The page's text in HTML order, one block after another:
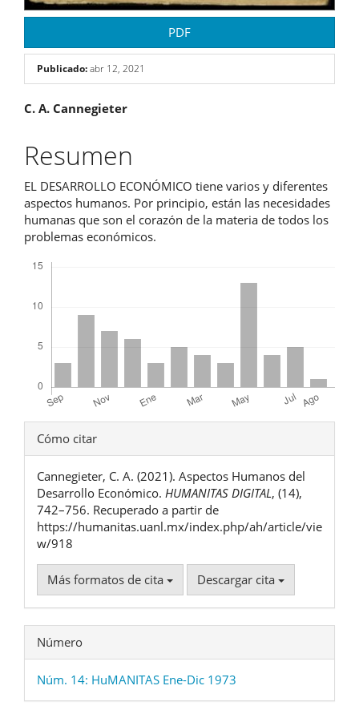
PDF
Publicado:abr 12, 2021
Contenido
principal
del
artículo
C. A. Cannegieter
Resumen
EL DESARROLLO ECONÓMICO tiene varios y diferentes
aspectos humanos. Por principio, están las necesidades
humanas que son el corazón de la materia de todos los
problemas económicos.
Detalles
del
artículo
Cómo citar
Cannegieter, C. A. (2021). Aspectos Humanos del
Desarrollo Económico. HUMANITAS DIGITAL, (14),
742–756. Recuperado a partir de
https://humanitas.uanl.mx/index.php/ah/article/vie
w/918
Más formatos de cita Descargar cita
Número
Núm. 14: HuMANITAS Ene-Dic 1973